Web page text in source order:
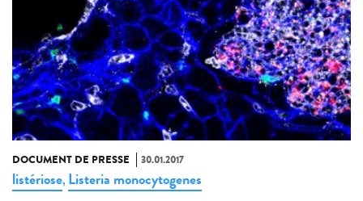
DOCUMENT DE PRESSE 30.01.2017
listériose, Listeria monocytogenes